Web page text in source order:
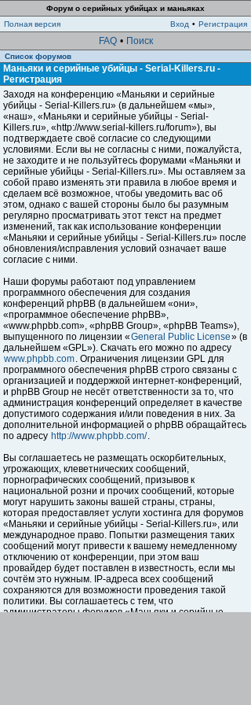
Форум о серийных убийцах и маньяках
Полная версия
Вход • Регистрация
FAQ • Поиск
Список форумов
Маньяки и серийные убийцы - Serial-Killers.ru -
Регистрация
Заходя на конференцию «Маньяки и серийные
убийцы - Serial-Killers.ru» (в дальнейшем «мы»,
«наш», «Маньяки и серийные убийцы - Serial-
Killers.ru», «http://www.serial-killers.ru/forum»), вы
подтверждаете своё согласие со следующими
условиями. Если вы не согласны с ними, пожалуйста,
не заходите и не пользуйтесь форумами «Маньяки и
серийные убийцы - Serial-Killers.ru». Мы оставляем за
собой право изменять эти правила в любое время и
сделаем всё возможное, чтобы уведомить вас об
этом, однако с вашей стороны было бы разумным
регулярно просматривать этот текст на предмет
изменений, так как использование конференции
«Маньяки и серийные убийцы - Serial-Killers.ru» после
обновления/исправления условий означает ваше
согласие с ними.
Наши форумы работают под управлением
программного обеспечения для создания
конференций phpBB (в дальнейшем «они»,
«программное обеспечение phpBB»,
«www.phpbb.com», «phpBB Group», «phpBB Teams»),
выпущенного по лицензии «General Public License» (в
дальнейшем «GPL»). Скачать его можно по адресу
www.phpbb.com. Ограничения лицензии GPL для
программного обеспечения phpBB строго связаны с
организацией и поддержкой интернет-конференций,
и phpBB Group не несёт ответственности за то, что
администрация конференций определяет в качестве
допустимого содержания и/или поведения в них. За
дополнительной информацией о phpBB обращайтесь
по адресу http://www.phpbb.com/.
Вы соглашаетесь не размещать оскорбительных,
угрожающих, клеветнических сообщений,
порнографических сообщений, призывов к
национальной розни и прочих сообщений, которые
могут нарушить законы вашей страны, страны,
которая предоставляет услуги хостинга для форумов
«Маньяки и серийные убийцы - Serial-Killers.ru», или
международное право. Попытки размещения таких
сообщений могут привести к вашему немедленному
отключению от конференции, при этом ваш
провайдер будет поставлен в известность, если мы
сочтём это нужным. IP-адреса всех сообщений
сохраняются для возможности проведения такой
политики. Вы соглашаетесь с тем, что
администраторы форумов «Маньяки и серийные